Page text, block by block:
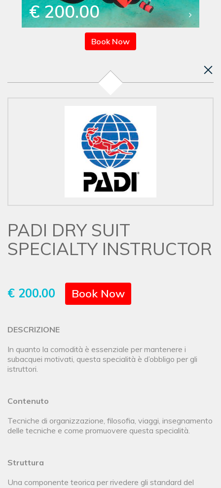
€ 200.00
Book Now
PADI DRY SUIT
SPECIALTY INSTRUCTOR
€ 200.00 Book Now
DESCRIZIONE
In quanto la comodità è essenziale per mantenere i
subacquei motivati, questa specialità è d’obbligo per gli
istruttori.
Contenuto
Tecniche di organizzazione, filosofia, viaggi, insegnamento
delle tecniche e come promuovere questa specialità.
Struttura
Una componente teorica per rivedere gli standard del